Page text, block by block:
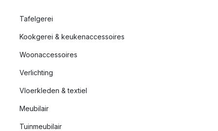
Tafelgerei
Kookgerei & keukenaccessoires
Woonaccessoires
Verlichting
Vloerkleden & textiel
Meubilair
Tuinmeubilair